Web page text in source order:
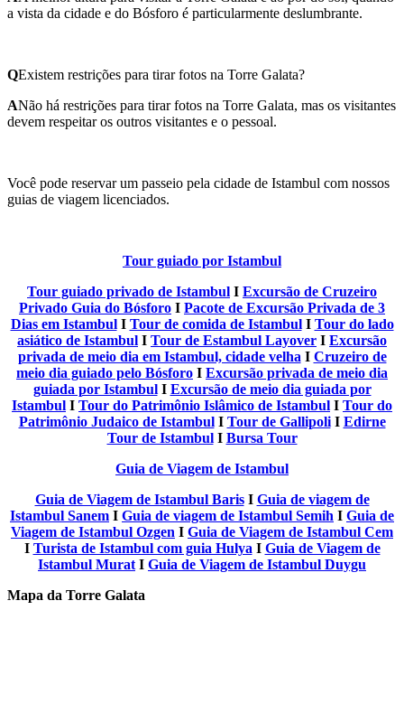
a vista da cidade e do Bósforo é particularmente deslumbrante.
QExistem restrições para tirar fotos na Torre Galata?
ANão há restrições para tirar fotos na Torre Galata, mas os visitantes
devem respeitar os outros visitantes e o pessoal.
Você pode reservar um passeio pela cidade de Istambul com nossos
guias de viagem licenciados.
Tour guiado por Istambul
Tour guiado privado de Istambul I Excursão de Cruzeiro
Privado Guia do Bósforo I Pacote de Excursão Privada de 3
Dias em IstambulI Tour de comida de IstambulI Tour do lado
asiático de Istambul I Tour de Estambul Layover I Excursão
privada de meio dia em Istambul, cidade velha I Cruzeiro de
meio dia guiado pelo Bósforo I Excursão privada de meio dia
guiada por IstambulI Excursão de meio dia guiada por
Istambul I Tour do Patrimônio Islâmico de Istambul I Tour do
Patrimônio Judaico de IstambulI Tour de GallipoliI Edirne
Tour de IstambulI Bursa Tour
Guia de Viagem de Istambul
Guia de Viagem de Istambul BarisI Guia de viagem de
Istambul Sanem I Guia de viagem de Istambul Semih I Guia de
Viagem de Istambul Ozgen I Guia de Viagem de Istambul Cem
I Turista de Istambul com guia Hulya I Guia de Viagem de
Istambul Murat I Guia de Viagem de Istambul Duygu
Mapa da Torre Galata